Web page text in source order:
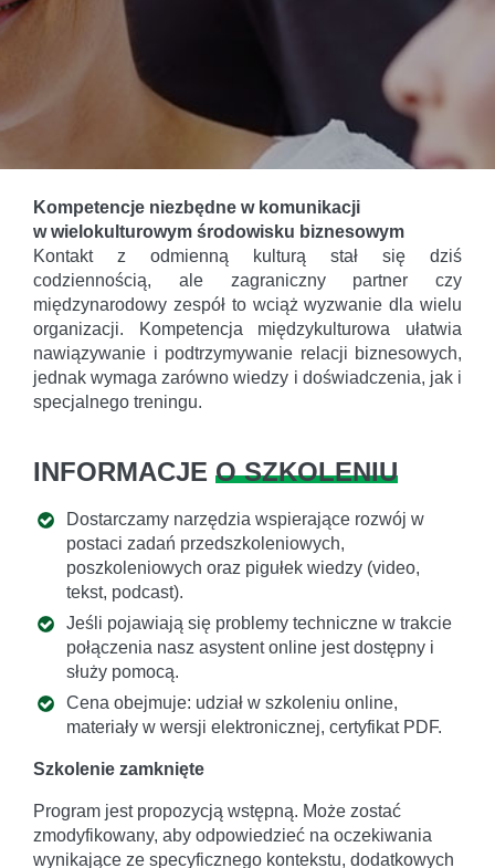
Kompetencje niezbędne w komunikacji
w wielokulturowym środowisku biznesowym
Kontakt z odmienną kulturą stał się dziś
codziennością, ale zagraniczny partner czy
międzynarodowy zespół to wciąż wyzwanie dla wielu
organizacji. Kompetencja międzykulturowa ułatwia
nawiązywanie i podtrzymywanie relacji biznesowych,
jednak wymaga zarówno wiedzy i doświadczenia, jak i
specjalnego treningu.
INFORMACJE O SZKOLENIU
Dostarczamy narzędzia wspierające rozwój w
postaci zadań przedszkoleniowych,
poszkoleniowych oraz pigułek wiedzy (video,
tekst, podcast).
Jeśli pojawiają się problemy techniczne w trakcie
połączenia nasz asystent online jest dostępny i
służy pomocą.
Cena obejmuje: udział w szkoleniu online,
materiały w wersji elektronicznej, certyfikat PDF.
Szkolenie zamknięte
Program jest propozycją wstępną. Może zostać
zmodyfikowany, aby odpowiedzieć na oczekiwania
wynikające ze specyficznego kontekstu, dodatkowych